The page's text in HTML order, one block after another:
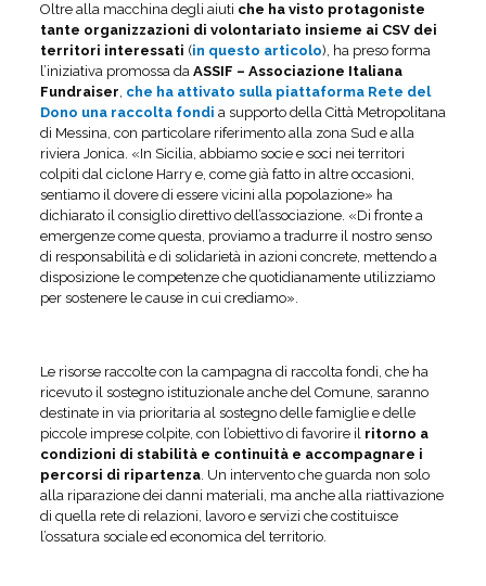
Oltre alla macchina degli aiuti che ha visto protagoniste
tante organizzazioni di volontariato insieme ai CSV dei
territori interessati (in questo articolo), ha preso forma
l’iniziativa promossa da ASSIF – Associazione Italiana
Fundraiser, che ha attivato sulla piattaforma Rete del
Dono una raccolta fondi a supporto della Città Metropolitana
di Messina, con particolare riferimento alla zona Sud e alla
riviera Jonica. «In Sicilia, abbiamo socie e soci nei territori
colpiti dal ciclone Harry e, come già fatto in altre occasioni,
sentiamo il dovere di essere vicini alla popolazione» ha
dichiarato il consiglio direttivo dell’associazione. «Di fronte a
emergenze come questa, proviamo a tradurre il nostro senso
di responsabilità e di solidarietà in azioni concrete, mettendo a
disposizione le competenze che quotidianamente utilizziamo
per sostenere le cause in cui crediamo».
Le risorse raccolte con la campagna di raccolta fondi, che ha
ricevuto il sostegno istituzionale anche del Comune, saranno
destinate in via prioritaria al sostegno delle famiglie e delle
piccole imprese colpite, con l’obiettivo di favorire il ritorno a
condizioni di stabilità e continuità e accompagnare i
percorsi di ripartenza. Un intervento che guarda non solo
alla riparazione dei danni materiali, ma anche alla riattivazione
di quella rete di relazioni, lavoro e servizi che costituisce
l’ossatura sociale ed economica del territorio.